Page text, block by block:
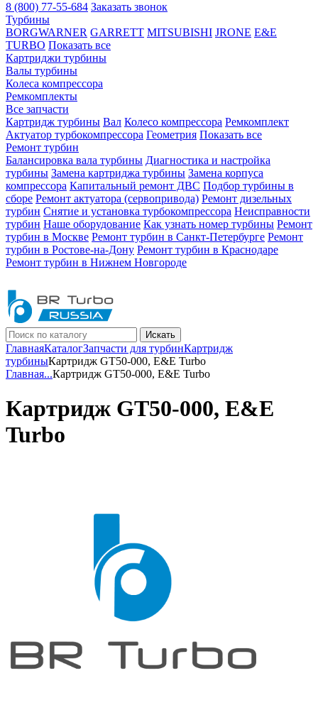
8 (800) 77-55-684 Заказать звонок
Турбины
BORGWARNER GARRETT MITSUBISHI JRONE E&E
TURBO Показать все
Картриджи турбины
Валы турбины
Колеса компрессора
Ремкомплекты
Все запчасти
Картридж турбины Вал Колесо компрессора Ремкомплект
Актуатор турбокомпрессора Геометрия Показать все
Ремонт турбин
Балансировка вала турбины Диагностика и настройка
турбины Замена картриджа турбины Замена корпуса
компрессора Капитальный ремонт ДВС Подбор турбины в
сборе Ремонт актуатора (сервопривода) Ремонт дизельных
турбин Снятие и установка турбокомпрессора Неисправности
турбин Наше оборудование Как узнать номер турбины Ремонт
турбин в Москве Ремонт турбин в Санкт-Петербурге Ремонт
турбин в Ростове-на-Дону Ремонт турбин в Краснодаре
Ремонт турбин в Нижнем Новгороде
Искать
ГлавнаяКаталогЗапчасти для турбинКартридж
турбиныКартридж GT50-000, E&E Turbo
Главная...Картридж GT50-000, E&E Turbo
Картридж GT50-000, E&E
Turbo